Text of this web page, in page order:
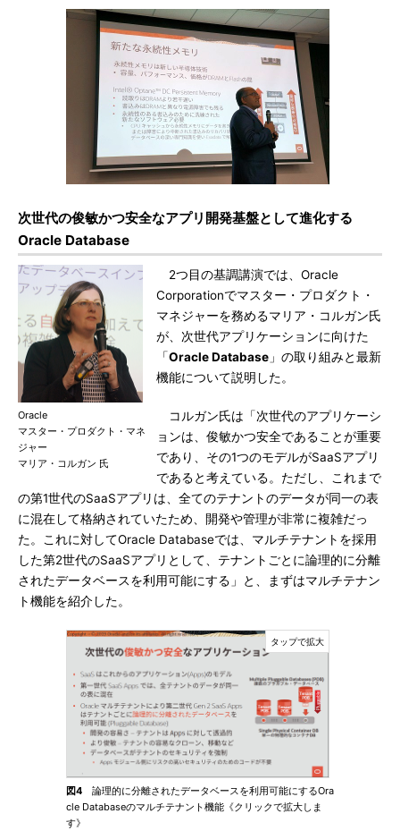
次世代の俊敏かつ安全なアプリ開発基盤として進化する
Oracle Database
Oracle
マスター・プロダクト・マネ
ジャー
マリア・コルガン 氏
2つ目の基調講演では、Oracle
Corporationでマスター・プロダクト・
マネジャーを務めるマリア・コルガン氏
が、次世代アプリケーションに向けた
「Oracle Database 」の取り組みと最新
機能について説明した。
コルガン氏は「次世代のアプリケーシ
ョンは、俊敏かつ安全であることが重要
であり、その1つのモデルがSaaSアプリ
であると考えている。ただし、これまで
の第1世代のSaaSアプリは、全てのテナントのデータが同一の表
に混在して格納されていたため、開発や管理が非常に複雑だっ
た。これに対してOracle Databaseでは、マルチテナントを採用
した第2世代のSaaSアプリとして、テナントごとに論理的に分離
されたデータベースを利用可能にする」と、まずはマルチテナン
ト機能を紹介した。
図4 論理的に分離されたデータベースを利用可能にするOra
cle Databaseのマルチテナント機能《クリックで拡大しま
す》